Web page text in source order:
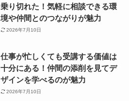
乗り切れた！気軽に相談できる環
境や仲間とのつながりが魅力
2026年7月10日
仕事が忙しくても受講する価値は
十分にある！仲間の添削を見てデ
ザインを学べるのが魅力
2026年7月10日